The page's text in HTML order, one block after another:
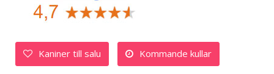
Kaniner till salu Kommande kullar